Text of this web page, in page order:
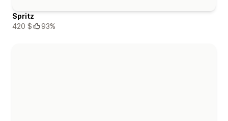
Spritz
420 $
93%